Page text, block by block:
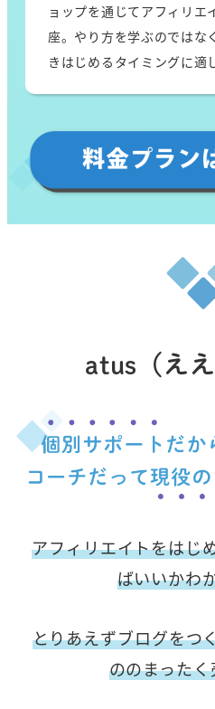
ョップを通じてアフィリエ
座。やり方を学ぶのではな
きはじめるタイミングに適
atus（え
アフィリエイトをはじ
ばいいかわ
とりあえずブログをつ
ののまった